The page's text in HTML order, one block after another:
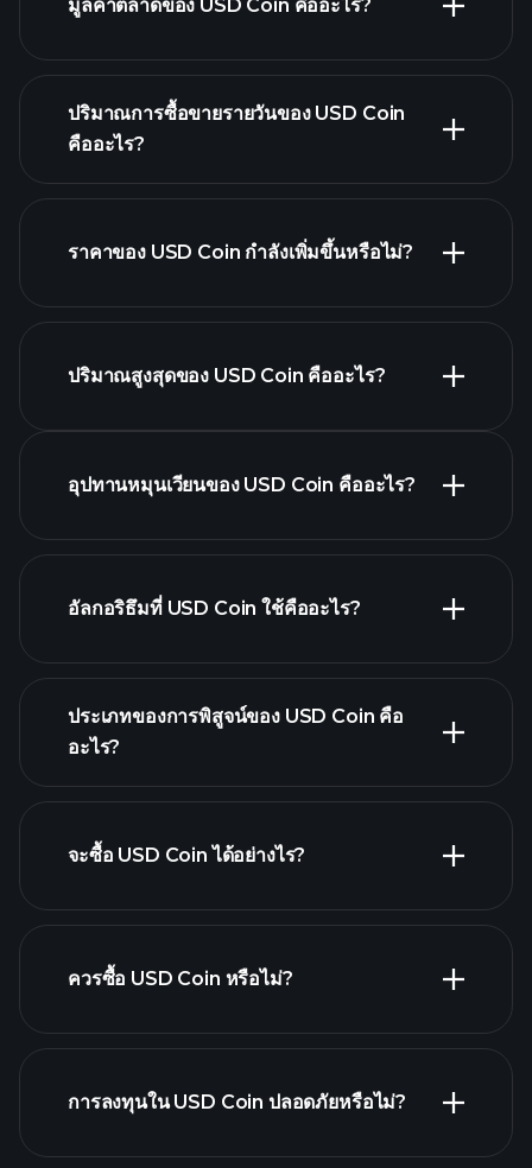
มูลค่าตลาดของ USD Coin คืออะไร?
รายการของสกุลเงินดิจิทัล
ปริมาณการซื้อขายรายวันของ USD Coin
คืออะไร?
รายการนี้
ราคาของ USD Coin กำลังเพิ่มขึ้นหรือไม่?
ปริมาณสูงสุดของ USD Coin คืออะไร?
อุปทานหมุนเวียนของ USD Coin คืออะไร?
อัลกอริธึมที่ USD Coin ใช้คืออะไร?
ประเภทของการพิสูจน์ของ USD Coin คือ
อะไร?
จะซื้อ USD Coin ได้อย่างไร?
โบรกเกอร์ที่แนะนำ
ควรซื้อ USD Coin หรือไม่?
การลงทุนใน USD Coin ปลอดภัยหรือไม่?